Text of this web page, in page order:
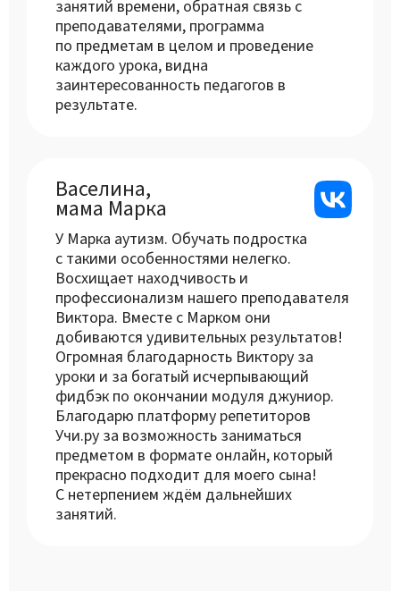
занятий времени, обратная связь с
преподавателями, программа
по предметам в целом и проведение
каждого урока, видна
заинтересованность педагогов в
результате.
Васелина,
мама Марка
У Марка аутизм. Обучать подростка
с такими особенностями нелегко.
Восхищает находчивость и
профессионализм нашего преподавателя
Виктора. Вместе с Марком они
добиваются удивительных результатов!
Огромная благодарность Виктору за
уроки и за богатый исчерпывающий
фидбэк по окончании модуля джуниор.
Благодарю платформу репетиторов
Учи.ру за возможность заниматься
предметом в формате онлайн, который
прекрасно подходит для моего сына!
С нетерпением ждём дальнейших
занятий.